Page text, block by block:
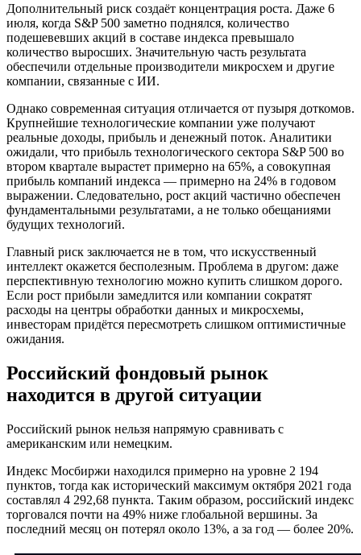
Дополнительный риск создаёт концентрация роста. Даже 6
июля, когда S&P 500 заметно поднялся, количество
подешевевших акций в составе индекса превышало
количество выросших. Значительную часть результата
обеспечили отдельные производители микросхем и другие
компании, связанные с ИИ.
Однако современная ситуация отличается от пузыря доткомов.
Крупнейшие технологические компании уже получают
реальные доходы, прибыль и денежный поток. Аналитики
ожидали, что прибыль технологического сектора S&P 500 во
втором квартале вырастет примерно на 65%, а совокупная
прибыль компаний индекса — примерно на 24% в годовом
выражении. Следовательно, рост акций частично обеспечен
фундаментальными результатами, а не только обещаниями
будущих технологий.
Главный риск заключается не в том, что искусственный
интеллект окажется бесполезным. Проблема в другом: даже
перспективную технологию можно купить слишком дорого.
Если рост прибыли замедлится или компании сократят
расходы на центры обработки данных и микросхемы,
инвесторам придётся пересмотреть слишком оптимистичные
ожидания.
Российский фондовый рынок
находится в другой ситуации
Российский рынок нельзя напрямую сравнивать с
американским или немецким.
Индекс Мосбиржи находился примерно на уровне 2 194
пунктов, тогда как исторический максимум октября 2021 года
составлял 4 292,68 пункта. Таким образом, российский индекс
торговался почти на 49% ниже глобальной вершины. За
последний месяц он потерял около 13%, а за год — более 20%.